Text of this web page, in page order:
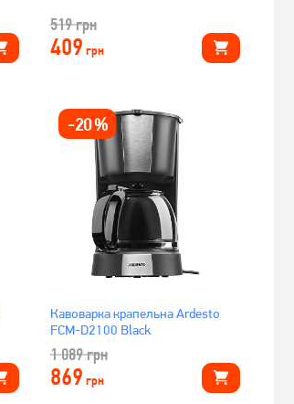
519грн
409 грн
-20%
Кавоварка крапельна Ardesto
FCM-D2100 Black
1 089грн
869 грн